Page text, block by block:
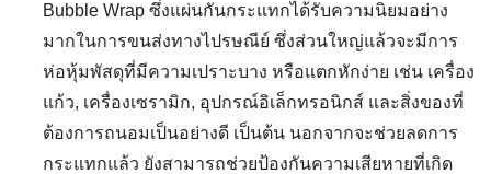
Bubble Wrap ซึ่งแผ่นกันกระแทกได้รับความนิยมอย่าง
มากในการขนส่งทางไปรษณีย์ ซึ่งส่วนใหญ่แล้วจะมีการ
ห่อหุ้มพัสดุที่มีความเปราะบาง หรือแตกหักง่าย เช่น เครื่อง
แก้ว, เครื่องเซรามิก, อุปกรณ์อิเล็กทรอนิกส์ และสิ่งของที่
ต้องการถนอมเป็นอย่างดี เป็นต้น นอกจากจะช่วยลดการ
กระแทกแล้ว ยังสามารถช่วยป้องกันความเสียหายที่เกิด